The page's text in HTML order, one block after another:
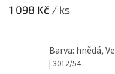
1 098 Kč / ks
Barva: hnědá,
| 3012/54